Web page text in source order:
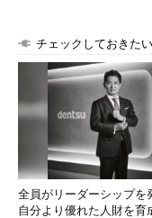
チェックしておきた
全員がリーダーシップを
自分より優れた人財を育